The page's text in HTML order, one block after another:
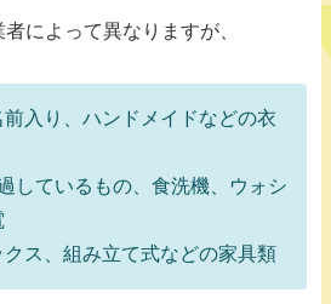
によって異なりますが、
入り、ハンドメイドなどの衣
しているもの、食洗機、ウォシ
ス、組み立て式などの家具類